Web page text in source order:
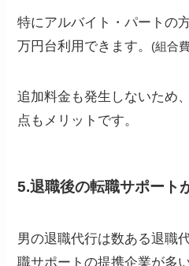
特にアルバイト・パートの
万円台利用できます。 (組合
追加料金も発生しないため
点もメリットです。
5.退職後の転職サポート
男の退職代行は数ある退職
職サポートの提携企業が多い